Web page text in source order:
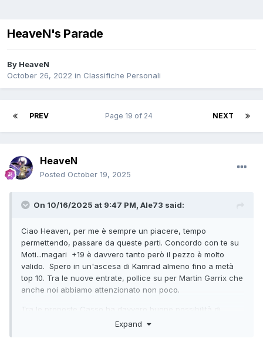
HeaveN's Parade
By HeaveN
October 26, 2022 in Classifiche Personali
PREV NEXT
Page 19 of 24
HeaveN
Posted October 19, 2025
On 10/16/2025 at 9:47 PM, Ale73 said:
Ciao Heaven, per me è sempre un piacere, tempo
permettendo, passare da queste parti. Concordo con te su
Moti...magari +19 è davvero tanto però il pezzo è molto
valido. Spero in un'ascesa di Kamrad almeno fino a metà
top 10. Tra le nuove entrate, pollice su per Martin Garrix che
anche noi abbiamo attenzionato non poco.
Tra le proposte Casso ha davvero buone possibilità di
diventare una hit mentre PDM è sempre la solita solfa. Di
Expand